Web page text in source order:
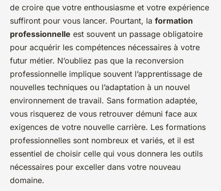
de croire que votre enthousiasme et votre expérience
suffiront pour vous lancer. Pourtant, la formation
professionnelle est souvent un passage obligatoire
pour acquérir les compétences nécessaires à votre
futur métier. N’oubliez pas que la reconversion
professionnelle implique souvent l’apprentissage de
nouvelles techniques ou l’adaptation à un nouvel
environnement de travail. Sans formation adaptée,
vous risquerez de vous retrouver démuni face aux
exigences de votre nouvelle carrière. Les formations
professionnelles sont nombreux et variés, et il est
essentiel de choisir celle qui vous donnera les outils
nécessaires pour exceller dans votre nouveau
domaine.